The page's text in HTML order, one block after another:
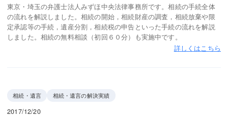
東京・埼玉の弁護士法人みずほ中央法律事務所です。相続の手続全体
の流れを解説しました。相続の開始，相続財産の調査，相続放棄や限
定承認等の手続，遺産分割，相続税の申告といった手続の流れを解説
しました。相続の無料相談（初回６０分）も実施中です。
詳しくはこちら
相続・遺言 相続・遺言の解決実績
2017/12/20